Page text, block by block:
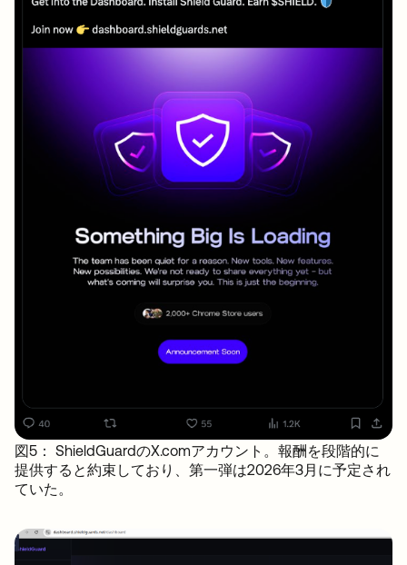
図5： ShieldGuardのX.comアカウント。報酬を段階的に
提供すると約束しており、第一弾は2026年3月に予定され
ていた。